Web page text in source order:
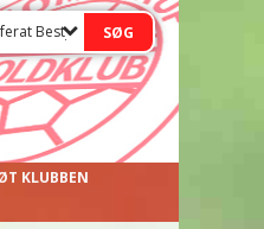
Bestyrelsemøde
KLUBBEN